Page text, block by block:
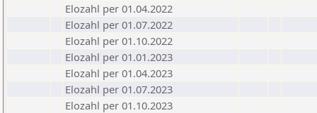
Elozahl per 01.04.2022
Elozahl per 01.07.2022
Elozahl per 01.10.2022
Elozahl per 01.01.2023
Elozahl per 01.04.2023
Elozahl per 01.07.2023
Elozahl per 01.10.2023